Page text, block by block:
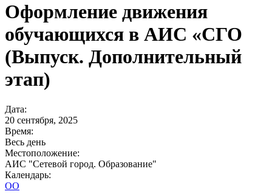
Оформление движения
обучающихся в АИС «СГО
(Выпуск. Дополнительный
этап)
Дата:
20 сентября, 2025
Время:
Весь день
Местоположение:
АИС "Сетевой город. Образование"
Календарь:
ОО